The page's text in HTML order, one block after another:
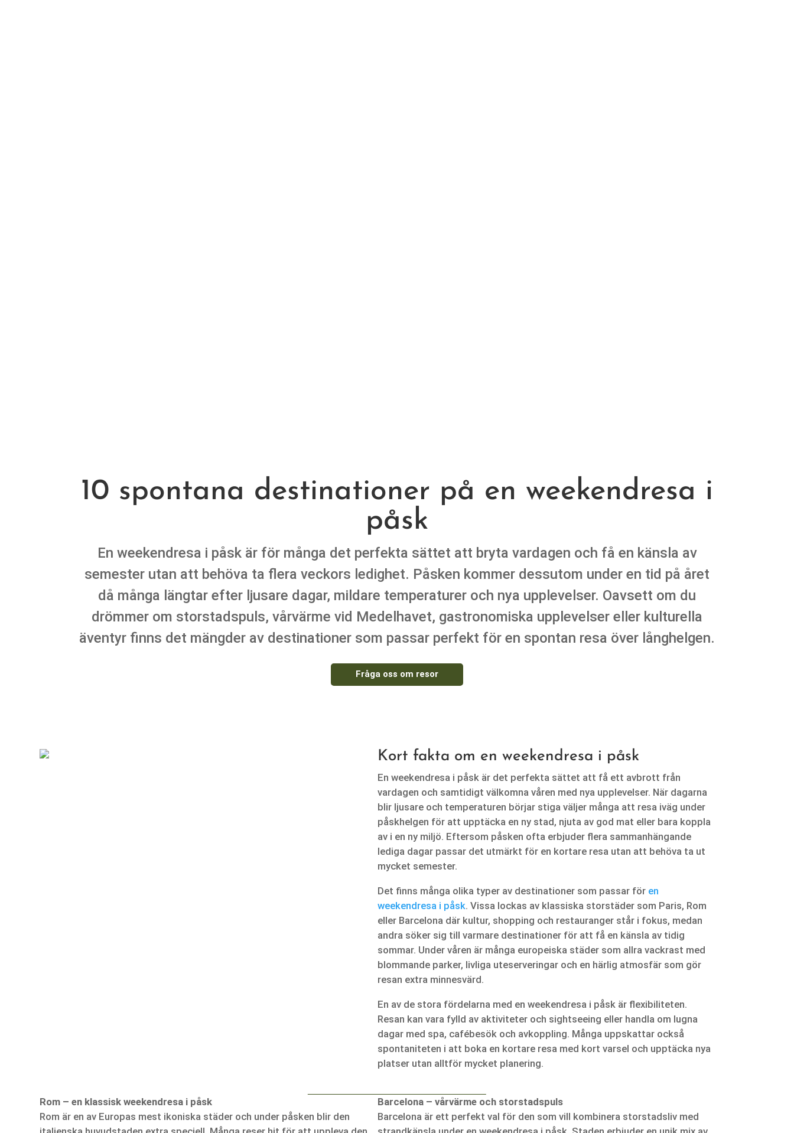
10 spontana destinationer på en weekendresa i
påsk
En weekendresa i påsk är för många det perfekta sättet att bryta vardagen och få en känsla av
semester utan att behöva ta flera veckors ledighet. Påsken kommer dessutom under en tid på året
då många längtar efter ljusare dagar, mildare temperaturer och nya upplevelser. Oavsett om du
drömmer om storstadspuls, vårvärme vid Medelhavet, gastronomiska upplevelser eller kulturella
äventyr finns det mängder av destinationer som passar perfekt för en spontan resa över långhelgen.
Fråga oss om resor
Kort fakta om en weekendresa i påsk
En weekendresa i påsk är det perfekta sättet att få ett avbrott från
vardagen och samtidigt välkomna våren med nya upplevelser. När dagarna
blir ljusare och temperaturen börjar stiga väljer många att resa iväg under
påskhelgen för att upptäcka en ny stad, njuta av god mat eller bara koppla
av i en ny miljö. Eftersom påsken ofta erbjuder flera sammanhängande
lediga dagar passar det utmärkt för en kortare resa utan att behöva ta ut
mycket semester.
Det finns många olika typer av destinationer som passar för en
weekendresa i påsk. Vissa lockas av klassiska storstäder som Paris, Rom
eller Barcelona där kultur, shopping och restauranger står i fokus, medan
andra söker sig till varmare destinationer för att få en känsla av tidig
sommar. Under våren är många europeiska städer som allra vackrast med
blommande parker, livliga uteserveringar och en härlig atmosfär som gör
resan extra minnesvärd.
En av de stora fördelarna med en weekendresa i påsk är flexibiliteten.
Resan kan vara fylld av aktiviteter och sightseeing eller handla om lugna
dagar med spa, cafébesök och avkoppling. Många uppskattar också
spontaniteten i att boka en kortare resa med kort varsel och upptäcka nya
platser utan alltför mycket planering.
Rom – en klassisk weekendresa i påsk
Rom är en av Europas mest ikoniska städer och under påsken blir den
Barcelona – vårvärme och storstadspuls
Barcelona är ett perfekt val för den som vill kombinera storstadsliv med